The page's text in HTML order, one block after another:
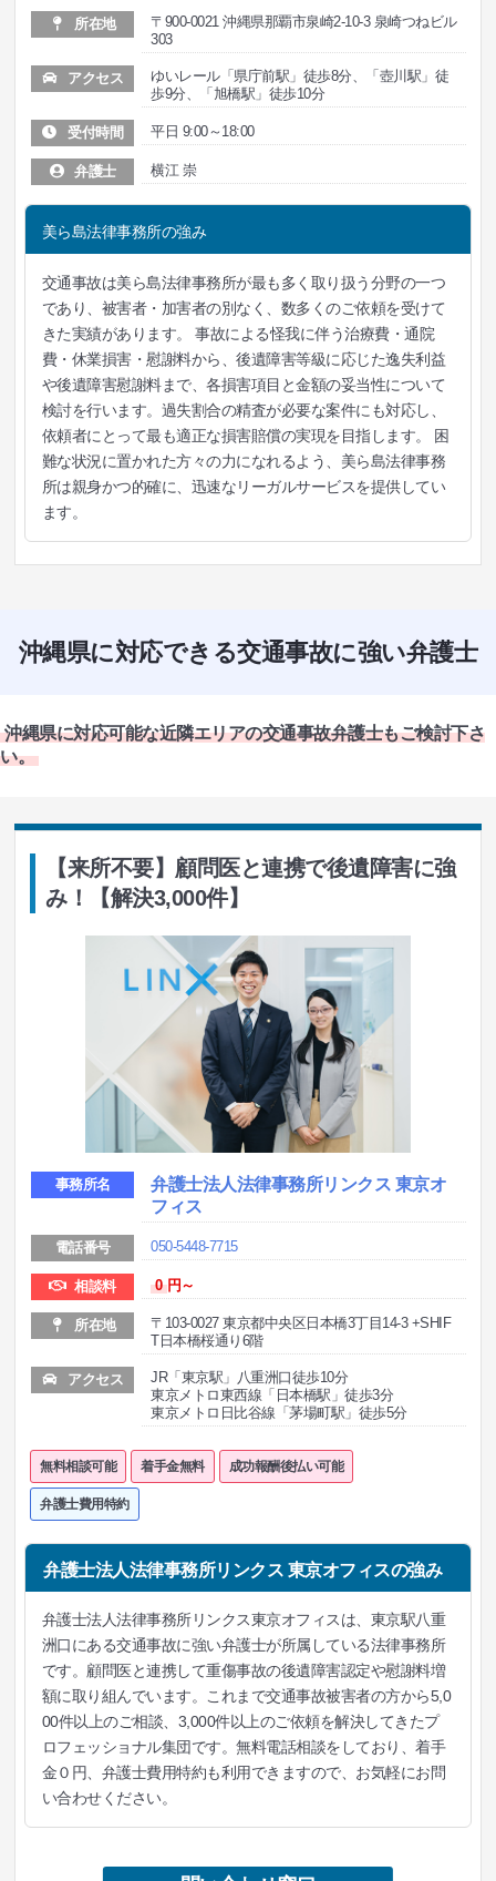
所在地
〒900-0021 沖縄県那覇市泉崎2-10-3 泉崎つねビル
303
アクセス
ゆいレール「県庁前駅」徒歩8分、「壺川駅」徒
歩9分、「旭橋駅」徒歩10分
受付時間 平日 9:00～18:00
弁護士 横江 崇
美ら島法律事務所の強み
交通事故は美ら島法律事務所が最も多く取り扱う分野の一つ
であり、被害者・加害者の別なく、数多くのご依頼を受けて
きた実績があります。 事故による怪我に伴う治療費・通院
費・休業損害・慰謝料から、後遺障害等級に応じた逸失利益
や後遺障害慰謝料まで、各損害項目と金額の妥当性について
検討を行います。過失割合の精査が必要な案件にも対応し、
依頼者にとって最も適正な損害賠償の実現を目指します。 困
難な状況に置かれた方々の力になれるよう、美ら島法律事務
所は親身かつ的確に、迅速なリーガルサービスを提供してい
ます。
沖縄県に対応できる交通事故に強い弁護士
沖縄県に対応可能な近隣エリアの交通事故弁護士もご検討下さ
い。
【来所不要】顧問医と連携で後遺障害に強
み！【解決3,000件】
事務所名
弁護士法人法律事務所リンクス 東京オ
フィス
電話番号 050-5448-7715
相談料 0 円～
所在地
〒103-0027 東京都中央区日本橋3丁目14-3 +SHIF
T日本橋桜通り6階
アクセス
JR「東京駅」八重洲口徒歩10分
東京メトロ東西線「日本橋駅」徒歩3分
東京メトロ日比谷線「茅場町駅」徒歩5分
無料相談可能 着手金無料 成功報酬後払い可能
弁護士費用特約
弁護士法人法律事務所リンクス 東京オフィスの強み
弁護士法人法律事務所リンクス東京オフィスは、東京駅八重
洲口にある交通事故に強い弁護士が所属している法律事務所
です。顧問医と連携して重傷事故の後遺障害認定や慰謝料増
額に取り組んでいます。これまで交通事故被害者の方から5,0
00件以上のご相談、3,000件以上のご依頼を解決してきたプ
ロフェッショナル集団です。無料電話相談をしており、着手
金０円、弁護士費用特約も利用できますので、お気軽にお問
い合わせください。